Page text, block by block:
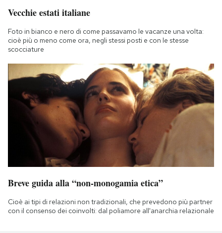
Vecchie estati italiane
Foto in bianco e nero di come passavamo le vacanze una volta:
cioè più o meno come ora, negli stessi posti e con le stesse
scocciature
Breve guida alla “non-monogamia etica”
Cioè ai tipi di relazioni non tradizionali, che prevedono più partner
con il consenso dei coinvolti: dal poliamore all'anarchia relazionale